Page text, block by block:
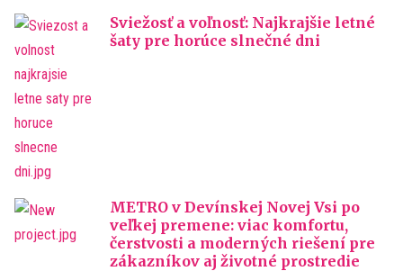
Sviežosť a voľnosť: Najkrajšie letné
šaty pre horúce slnečné dni
METRO v Devínskej Novej Vsi po
veľkej premene: viac komfortu,
čerstvosti a moderných riešení pre
zákazníkov aj životné prostredie